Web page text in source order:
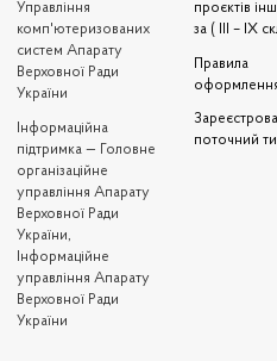
Управління
комп'ютеризованих
систем Апарату
Верховної Ради
України
Iнформаційна
підтримка — Головне
організаційне
управління Апарату
Верховної Ради
України,
Інформаційне
управління Апарату
Верховної Ради
України
проєктів
за ( III – IX
Правила
поточний